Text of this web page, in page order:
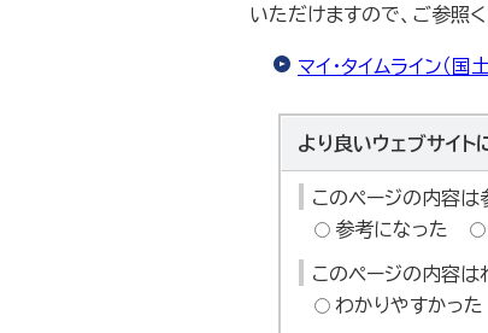
いただけますので、ご参照く
マイ・タイムライン（国
より良いウェブサイト
このページの内容は
参考になった
このページの内容は
わかりやすかった